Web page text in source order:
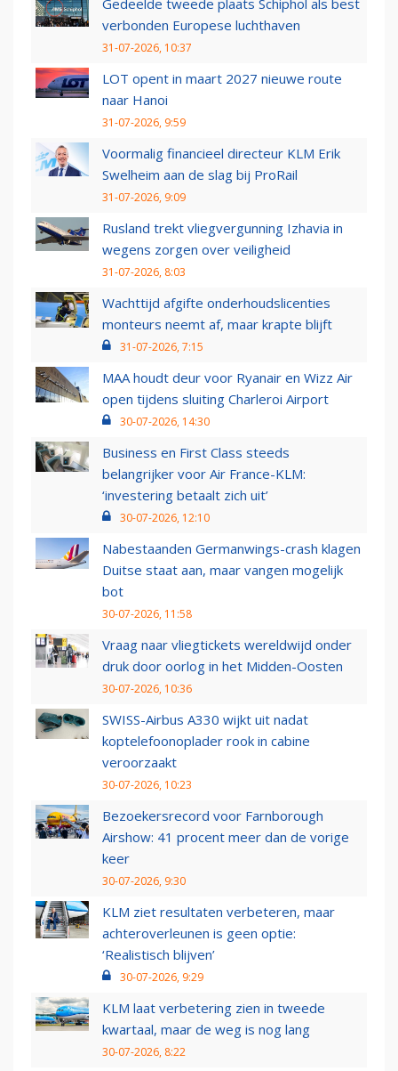
Gedeelde tweede plaats Schiphol als best
verbonden Europese luchthaven
31-07-2026, 10:37
LOT opent in maart 2027 nieuwe route
naar Hanoi
31-07-2026, 9:59
Voormalig financieel directeur KLM Erik
Swelheim aan de slag bij ProRail
31-07-2026, 9:09
Rusland trekt vliegvergunning Izhavia in
wegens zorgen over veiligheid
31-07-2026, 8:03
Wachttijd afgifte onderhoudslicenties
monteurs neemt af, maar krapte blijft
31-07-2026, 7:15
MAA houdt deur voor Ryanair en Wizz Air
open tijdens sluiting Charleroi Airport
30-07-2026, 14:30
Business en First Class steeds
belangrijker voor Air France-KLM:
‘investering betaalt zich uit’
30-07-2026, 12:10
Nabestaanden Germanwings-crash klagen
Duitse staat aan, maar vangen mogelijk
bot
30-07-2026, 11:58
Vraag naar vliegtickets wereldwijd onder
druk door oorlog in het Midden-Oosten
30-07-2026, 10:36
SWISS-Airbus A330 wijkt uit nadat
koptelefoonoplader rook in cabine
veroorzaakt
30-07-2026, 10:23
Bezoekersrecord voor Farnborough
Airshow: 41 procent meer dan de vorige
keer
30-07-2026, 9:30
KLM ziet resultaten verbeteren, maar
achteroverleunen is geen optie:
‘Realistisch blijven’
30-07-2026, 9:29
KLM laat verbetering zien in tweede
kwartaal, maar de weg is nog lang
30-07-2026, 8:22